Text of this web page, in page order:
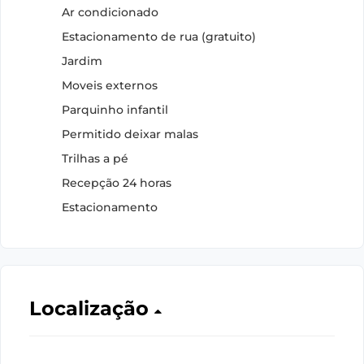
Ar condicionado
Estacionamento de rua (gratuito)
Jardim
Moveis externos
Parquinho infantil
Permitido deixar malas
Trilhas a pé
Recepção 24 horas
Estacionamento
Localização